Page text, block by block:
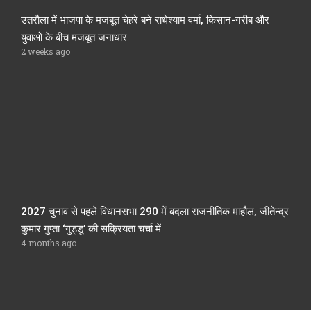
उतरौला में भाजपा के मजबूत चेहरे बने राधेश्याम वर्मा, किसान-गरीब और
युवाओं के बीच मजबूत जनाधार
2 weeks ago
2027 चुनाव से पहले विधानसभा 290 में बदला राजनीतिक माहौल, जीतेन्द्र
कुमार गुप्ता ‘गुड्डू’ की सक्रियता चर्चा में
4 months ago